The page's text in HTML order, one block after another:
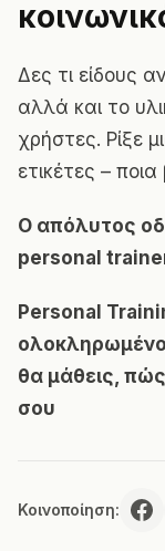
Δες τι είδους
αλλά και το
χρήστες. Ρίξε
ετικέτες –
Ο απόλυτος
personal
Personal
ολοκληρωμένο
θα μάθεις,
σου
Κοινοποίηση: